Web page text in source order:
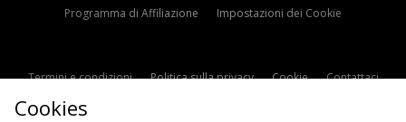
Programma di Affiliazione
Impostazioni dei Cookie
Termini e condizioni Politica sulla privacy Cookie
Contattaci
Cookies